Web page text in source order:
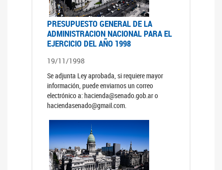
PRESUPUESTO GENERAL DE LA
ADMINISTRACION NACIONAL PARA EL
EJERCICIO DEL AÑO 1998
19/11/1998
Se adjunta Ley aprobada, si requiere mayor
información, puede enviarnos un correo
electrónico a: hacienda@senado.gob.ar o
haciendasenado@gmail.com.